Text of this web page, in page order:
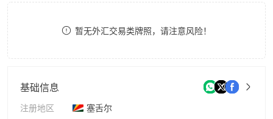
暂无外汇交易类牌照，请注意风险！
基础信息
注册地区
塞舌尔